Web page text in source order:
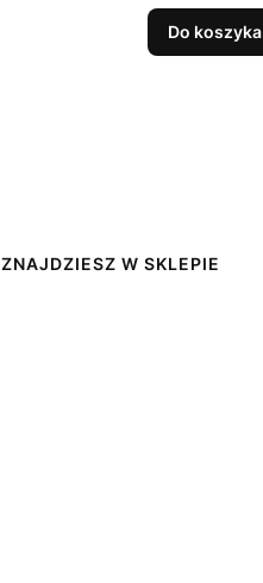
Do koszyka
ZNAJDZIESZ W SKLEPIE